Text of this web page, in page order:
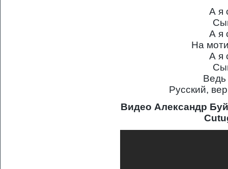
А я
А я
На
А я
Ведь
Русский,
Видео Александр